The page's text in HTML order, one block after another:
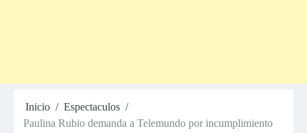
Inicio
Espectaculos
Paulina Rubio demanda a Telemundo por incumplimiento